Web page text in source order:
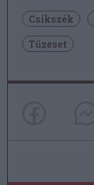
Csíkszék
Tűzeset